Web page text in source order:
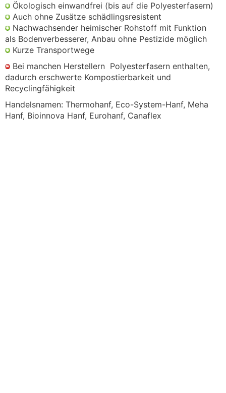
Ökologisch einwandfrei (bis auf die Polyesterfasern)
Auch ohne Zusätze schädlingsresistent
Nachwachsender heimischer Rohstoff mit Funktion
als Bodenverbesserer, Anbau ohne Pestizide möglich
Kurze Transportwege
Bei manchen Herstellern Polyesterfasern enthalten,
dadurch erschwerte Kompostierbarkeit und
Recyclingfähigkeit
Handelsnamen: Thermohanf, Eco-System-Hanf, Meha
Hanf, Bioinnova Hanf, Eurohanf, Canaflex